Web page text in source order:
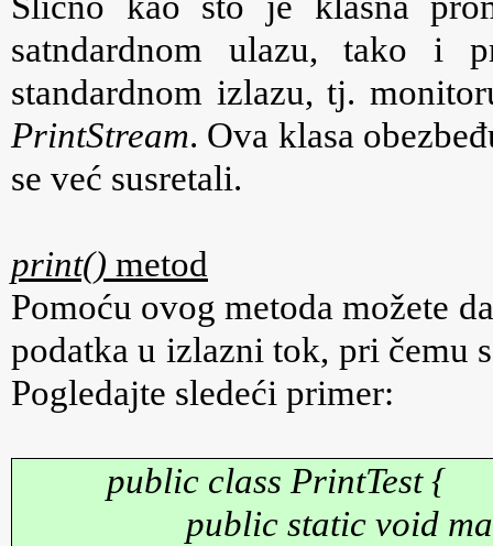
satndardnom ulazu, tako i
standardnom izlazu, tj.
PrintStream. Ova klasa
se već susretali.
print() metod
Pomoću ovog metoda možete
podatka u izlazni tok, pri čemu
Pogledajte sledeći primer:
public class PrintTest {
public static void